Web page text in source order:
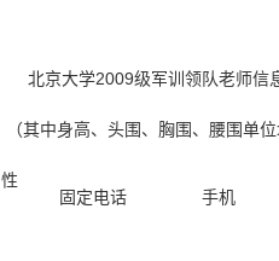
北京大学2009级军训领队老师信
（其中身高、头围、胸围、腰围单
性
固定电话 手机